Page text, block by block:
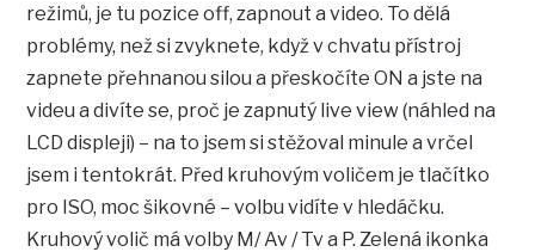
režimů, je tu pozice off, zapnout a video. To dělá
problémy, než si zvyknete, když v chvatu přístroj
zapnete přehnanou silou a přeskočíte ON a jste na
videu a divíte se, proč je zapnutý live view (náhled na
LCD displeji) – na to jsem si stěžoval minule a vrčel
jsem i tentokrát. Před kruhovým voličem je tlačítko
pro ISO, moc šikovné – volbu vidíte v hledáčku.
Kruhový volič má volby M/ Av / Tv a P. Zelená ikonka